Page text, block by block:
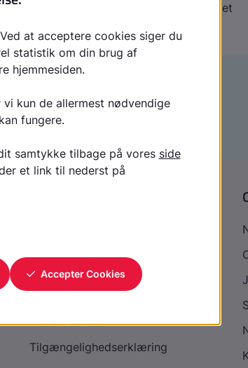
fortælle om, hvordan det starter, hvad det
på YouTube